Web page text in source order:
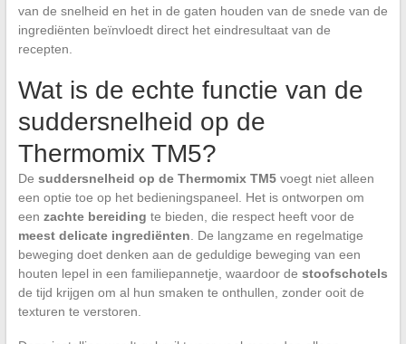
van de snelheid en het in de gaten houden van de snede van de
ingrediënten beïnvloedt direct het eindresultaat van de
recepten.
Wat is de echte functie van de
suddersnelheid op de
Thermomix TM5?
De suddersnelheid op de Thermomix TM5voegt niet alleen
een optie toe op het bedieningspaneel. Het is ontworpen om
een zachte bereiding te bieden, die respect heeft voor de
meest delicate ingrediënten . De langzame en regelmatige
beweging doet denken aan de geduldige beweging van een
houten lepel in een familiepannetje, waardoor de stoofschotels
de tijd krijgen om al hun smaken te onthullen, zonder ooit de
texturen te verstoren.